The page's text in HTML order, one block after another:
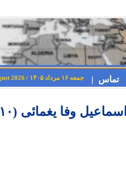
تماس | جمعه ۱۶ مرداد ۱۴۰۵ / Friday 7th August 2026